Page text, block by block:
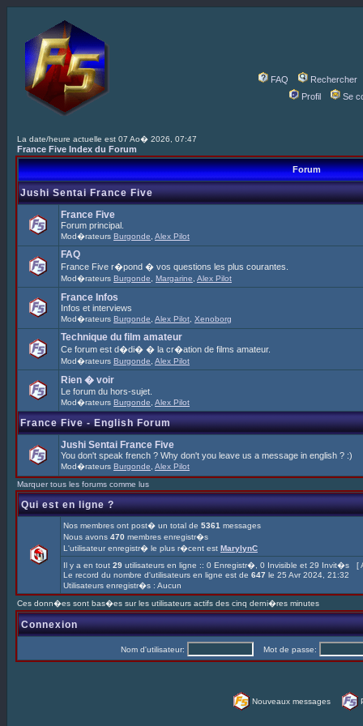
FAQ
Rechercher
Profil
Se
La date/heure actuelle est 07 Ao� 2026, 07:47
France Five Index du Forum
Forum
Jushi Sentai France Five
France Five
Forum principal.
Mod�rateurs Burgonde Alex Pilot
FAQ
France Five r�pond � vos questions les plus courantes.
Mod�rateurs Burgonde Margarine Alex Pilot
France Infos
Infos et interviews
Mod�rateurs Burgonde Alex Pilot Xenoborg
Technique du film amateur
Ce forum est d�di� � la cr�ation de films amateur.
Mod�rateurs Burgonde Alex Pilot
Rien � voir
Le forum du hors-sujet.
Mod�rateurs Burgonde Alex Pilot
France Five - English Forum
Jushi Sentai France Five
You don't speak french ? Why don't you leave us a message in english ? :)
Mod�rateurs Burgonde Alex Pilot
Marquer tous les forums comme lus
Qui est en ligne ?
Nos membres ont post� un total de 5361 messages
Nous avons 470 membres enregistr�s
L'utilisateur enregistr� le plus r�cent est MarylynC
Il y a en tout 29 utilisateurs en ligne :: 0 Enregistr�, 0 Invisible et 29 Invit�s [
Le record du nombre d'utilisateurs en ligne est de 647 le 25 Avr 2024, 21:32
Utilisateurs enregistr�s : Aucun
Ces donn�es sont bas�es sur les utilisateurs actifs des cinq derni�res minutes
Connexion
Nom d'utilisateur: Mot de passe:
Nouveaux messages